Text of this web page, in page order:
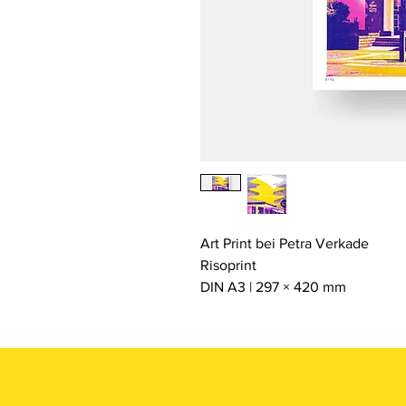
Art Print bei Petra Verkade
Risoprint
DIN A3 | 297 × 420 mm